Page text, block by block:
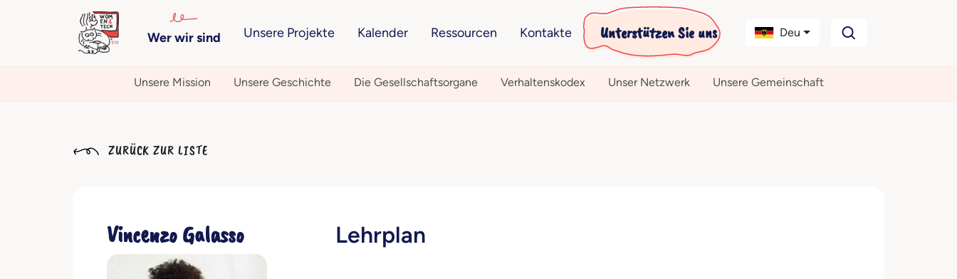
Wer wir sind Unsere Projekte Kalender Ressourcen Kontakte Unterstützen Sie uns Deu
Unsere Mission Unsere Geschichte Die Gesellschaftsorgane Verhaltenskodex Unser Netzwerk Unsere Gemeinschaft
ZURÜCK ZUR LISTE
Vincenzo Galasso Lehrplan